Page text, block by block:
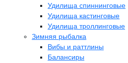
Удилища спиннинговые
Удилища кастинговые
Удилища троллинговые
Зимняя рыбалка
Вибы и раттлины
Балансиры